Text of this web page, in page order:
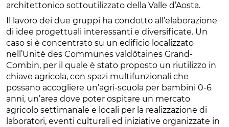
architettonico sottoutilizzato della Valle d’Aosta.
Il lavoro dei due gruppi ha condotto all’elaborazione
di idee progettuali interessanti e diversificate. Un
caso si è concentrato su un edificio localizzato
nell’Unité des Communes valdôtaines Grand-
Combin, per il quale è stato proposto un riutilizzo in
chiave agricola, con spazi multifunzionali che
possano accogliere un’agri-scuola per bambini 0-6
anni, un’area dove poter ospitare un mercato
agricolo settimanale e locali per la realizzazione di
laboratori, eventi culturali ed iniziative organizzate in